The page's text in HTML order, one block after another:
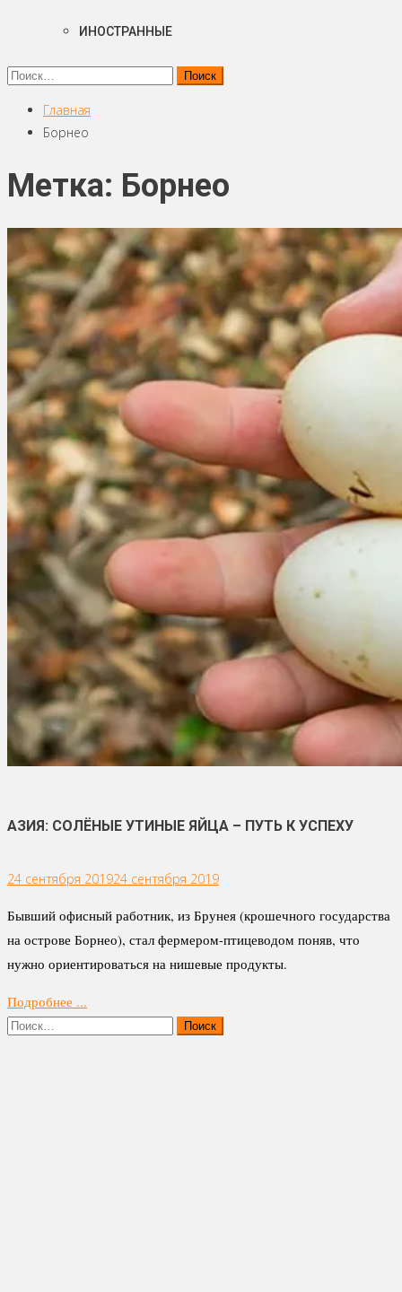
ИНОСТРАННЫЕ
Найти:
Главная
Борнео
Метка: Борнео
АЗИЯ: СОЛЁНЫЕ УТИНЫЕ ЯЙЦА – ПУТЬ К УСПЕХУ
24 сентября 201924 сентября 2019
Бывший офисный работник, из Брунея (крошечного государства
на острове Борнео), стал фермером-птицеводом поняв, что
нужно ориентироваться на нишевые продукты.
Подробнее ...
Найти: